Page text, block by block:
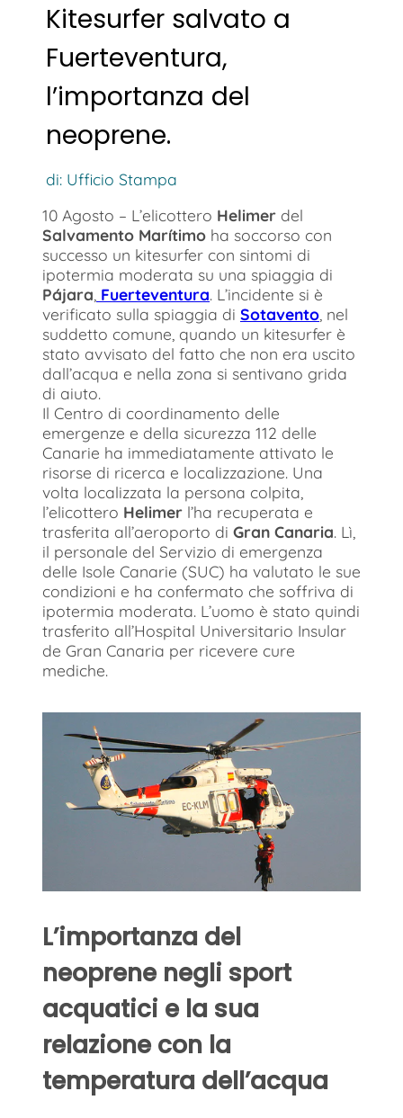
Kitesurfer salvato a
Fuerteventura,
l’importanza del
neoprene.
di: Ufficio Stampa
10 Agosto – L’elicottero Helimer del
Salvamento Marítimo ha soccorso con
successo un kitesurfer con sintomi di
ipotermia moderata su una spiaggia di
Pájara Fuerteventura. L’incidente si è
verificato sulla spiaggia di Sotavento , nel
suddetto comune, quando un kitesurfer è
stato avvisato del fatto che non era uscito
dall’acqua e nella zona si sentivano grida
di aiuto.
Il Centro di coordinamento delle
emergenze e della sicurezza 112 delle
Canarie ha immediatamente attivato le
risorse di ricerca e localizzazione. Una
volta localizzata la persona colpita,
l’elicottero Helimer l’ha recuperata e
trasferita all’aeroporto di Gran Canaria. Lì,
il personale del Servizio di emergenza
delle Isole Canarie (SUC) ha valutato le sue
condizioni e ha confermato che soffriva di
ipotermia moderata. L’uomo è stato quindi
trasferito all’Hospital Universitario Insular
de Gran Canaria per ricevere cure
mediche.
L’importanza del
neoprene negli sport
acquatici e la sua
relazione con la
temperatura dell’acqua